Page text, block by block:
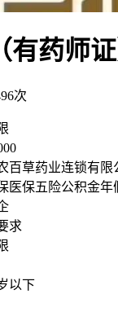
药师证
次
百草药业连锁有限
医保五险公积金年
求
以下